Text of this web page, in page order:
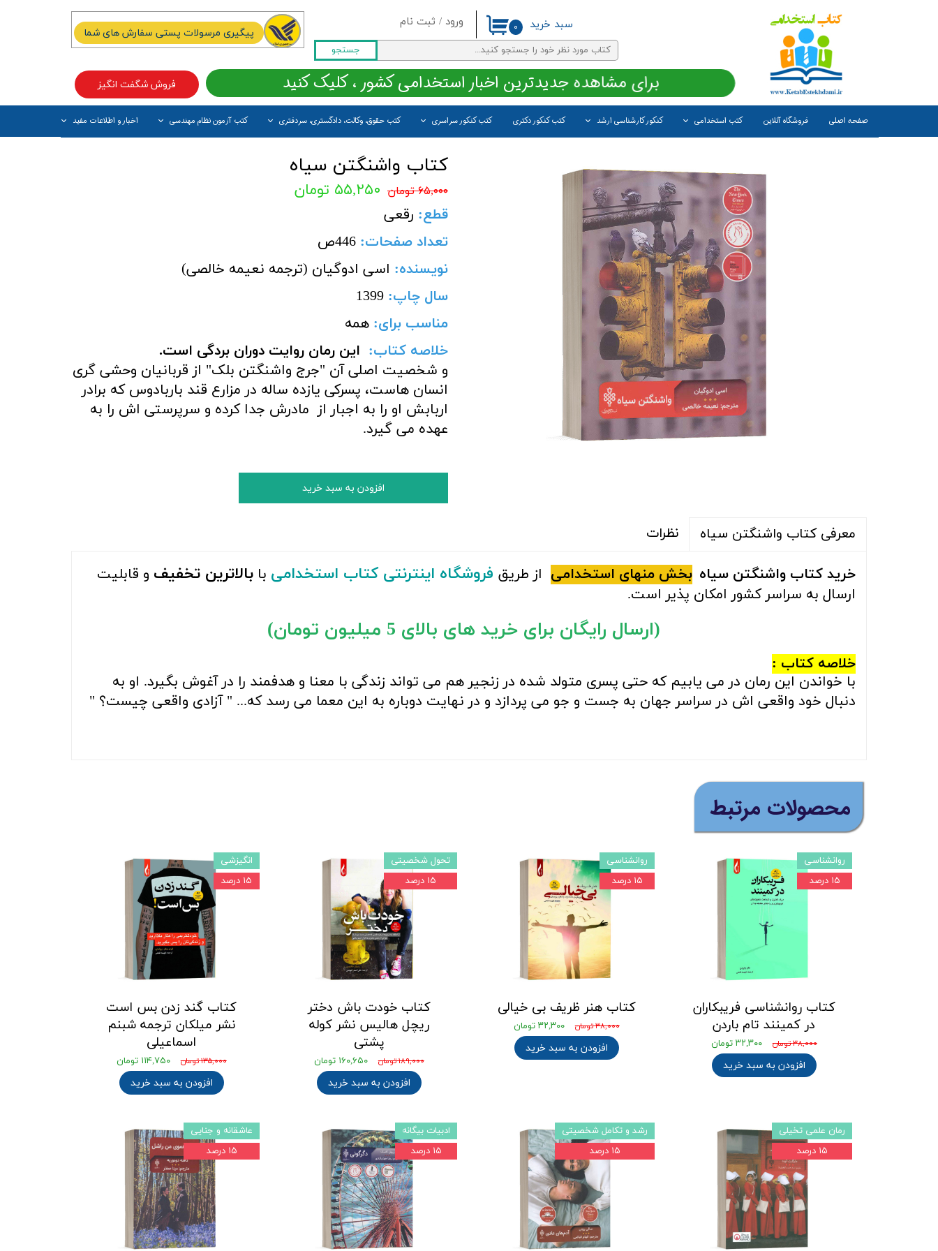
ورود / ثبت نام
حساب کاربری من
تغییر گذر واژه
سفارشات
خروج از حساب کاربری
جستجو
صفحه اصلی فروشگاه آنلاین کتب استخدامی کنکور کارشناسی ارشد کتب کنکور دکتری کتب کنکور سراسری کتب حقوق، وکالت، دادگستری، سردفتری کتب آزمون نظام مهندسی اخبار و اطلاعات مفید
۰ سبد خرید
فروش شگفت انگیز برای مشاهده جدیدترین اخبار استخدامی کشور ، کلیک کنید
پیگیری مرسولات پستی سفارش های شما
کتاب واشنگتن سیاه
۶۵,۰۰۰ تومان ۵۵,۲۵۰ تومان
قطع: رقعی
تعداد صفحات:
446ص
نویسنده: اسی ادوگیان (ترجمه نعیمه خالصی)
سال چاپ:
مناسب برای: همه
خلاصه کتاب: این رمان روایت دوران بردگی است.
و شخصیت اصلی آن "جرج واشنگتن بلک" از قربانیان وحشی گری
انسان هاست، پسرکی یازده ساله در مزارع قند باربادوس که برادر
اربابش او را به اجبار از مادرش جدا کرده و سرپرستی اش را به
عهده می گیرد.
افزودن به سبد خرید
معرفی کتاب واشنگتن سیاه نظرات
خرید کتاب واشنگتن سیاه بخش منهای استخدامی از طریق فروشگاه اینترنتی کتاب استخدامی با بالاترین تخفیف و قابلیت
ارسال به سراسر کشور امکان پذیر است.
(ارسال رایگان برای خرید های بالای 5 میلیون تومان)
خلاصه کتاب :
با خواندن این رمان در می یابیم که حتی پسری متولد شده در زنجیر هم می تواند زندگی با معنا و هدفمند را در آغوش بگیرد. او به
دنبال خود واقعی اش در سراسر جهان به جست و جو می پردازد و در نهایت دوباره به این معما می رسد که... " آزادی واقعی چیست؟ "
​محصولات مرتبط
کتاب روانشناسی فریبکاران
در کمینند تام باردن
۳۸,۰۰۰ تومان ۳۲,۳۰۰ تومان
افزودن به سبد خرید
روانشناسی
۱۵ درصد
کتاب هنر ظریف بی خیالی
۳۸,۰۰۰ تومان ۳۲,۳۰۰ تومان
افزودن به سبد خرید
روانشناسی
۱۵ درصد
کتاب خودت باش دختر
ریچل هالیس نشر کوله
پشتی
۱۸۹,۰۰۰ تومان ۱۶۰,۶۵۰ تومان
افزودن به سبد خرید
تحول شخصیتی
۱۵ درصد
کتاب گند زدن بس است
نشر میلکان ترجمه شبنم
اسماعیلی
۱۳۵,۰۰۰ تومان ۱۱۴,۷۵۰ تومان
افزودن به سبد خرید
انگیزشی
۱۵ درصد
رمان علمی تخیلی
۱۵ درصد
رشد و تکامل شخصیتی
۱۵ درصد
ادبیات بیگانه
۱۵ درصد
عاشقانه و جنایی
۱۵ درصد